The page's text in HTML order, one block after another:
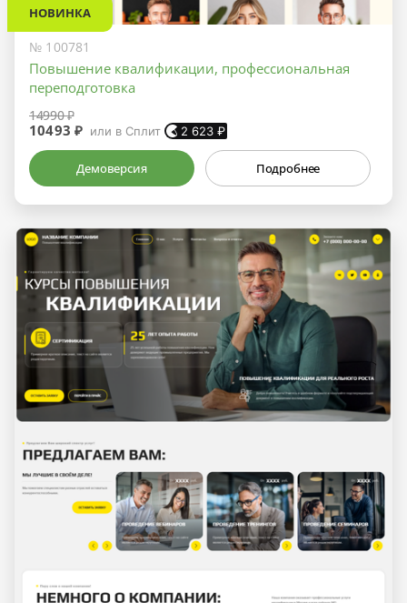
НОВИНКА
№ 100781
Повышение квалификации, профессиональная
переподготовка
14990 ₽
10493 ₽ или в Сплит 2 623 ₽
Демоверсия Подробнее